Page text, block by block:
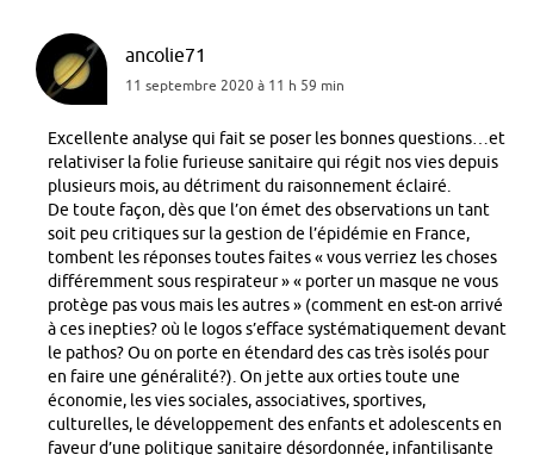
ancolie71
11 septembre 2020 à 11 h 59 min
Excellente analyse qui fait se poser les bonnes questions…et
relativiser la folie furieuse sanitaire qui régit nos vies depuis
plusieurs mois, au détriment du raisonnement éclairé.
De toute façon, dès que l’on émet des observations un tant
soit peu critiques sur la gestion de l’épidémie en France,
tombent les réponses toutes faites « vous verriez les choses
différemment sous respirateur » « porter un masque ne vous
protège pas vous mais les autres » (comment en est-on arrivé
à ces inepties? où le logos s’efface systématiquement devant
le pathos? Ou on porte en étendard des cas très isolés pour
en faire une généralité?). On jette aux orties toute une
économie, les vies sociales, associatives, sportives,
culturelles, le développement des enfants et adolescents en
faveur d’une politique sanitaire désordonnée, infantilisante